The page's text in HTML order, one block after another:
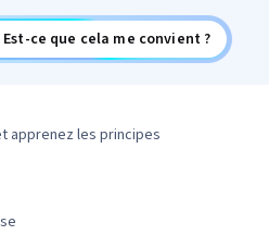
Est-ce que cela me convient ?
apprenez les principes